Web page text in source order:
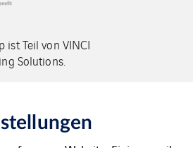
ist Teil von VINCI
Solutions.